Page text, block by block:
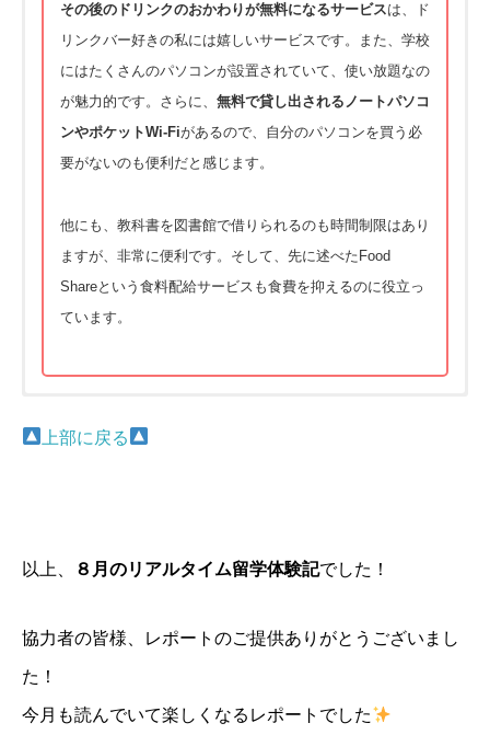
その後のドリンクのおかわりが無料になるサービスは、ド
リンクバー好きの私には嬉しいサービスです。また、学校
にはたくさんのパソコンが設置されていて、使い放題なの
が魅力的です。さらに、 無料で貸し出されるノートパソコ
ンやポケットWi-Fiがあるので、自分のパソコンを買う必
要がないのも便利だと感じます。
他にも、教科書を図書館で借りられるのも時間制限はあり
ますが、非常に便利です。そして、先に述べたFood
Shareという食料配給サービスも食費を抑えるのに役立っ
ています。
上部に戻る
以上、 ８ 月のリアルタイム留学体験記でした！
協力者の皆様、レポートのご提供ありがとうございまし
た！
今月も読んでいて楽しくなるレポートでした